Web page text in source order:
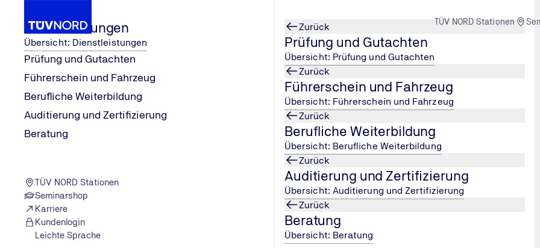
TÜV NORD Stationen
Dienstleistungen
Übersicht: Dienstleistungen
Prüfung und Gutachten
Führerschein und Fahrzeug
Berufliche Weiterbildung
Auditierung und Zertifizierung
Beratung
TÜV NORD Stationen
Seminarshop
Karriere
Kundenlogin
Leichte Sprache
Zurück
Prüfung und Gutachten
Übersicht: Prüfung und Gutachten
Zurück
Führerschein und Fahrzeug
Übersicht: Führerschein und Fahrzeug
Zurück
Berufliche Weiterbildung
Übersicht: Berufliche Weiterbildung
Zurück
Auditierung und Zertifizierung
Übersicht: Auditierung und Zertifizierung
Zurück
Beratung
Übersicht: Beratung
Home
Simmern-Hunsrück (Ingenieurbür ...
o Timo Klein)
TÜV NORD STATION
Simmern-Hunsrück (Ingenieurbüro Timo Klein)
Zum Routenplaner
Heute geöffnet|14:00–17:00